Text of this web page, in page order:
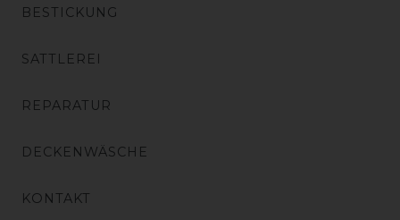
BESTICKUNG
SATTLEREI
REPARATUR
DECKENWÄSCHE
KONTAKT